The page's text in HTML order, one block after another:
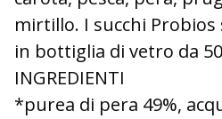
mirtillo. I succhi
in bottiglia di vetro da
INGREDIENTI
*purea di pera 49%,